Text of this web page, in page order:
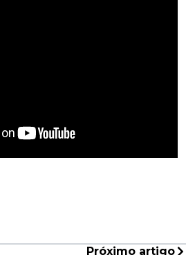
Próximo artigo